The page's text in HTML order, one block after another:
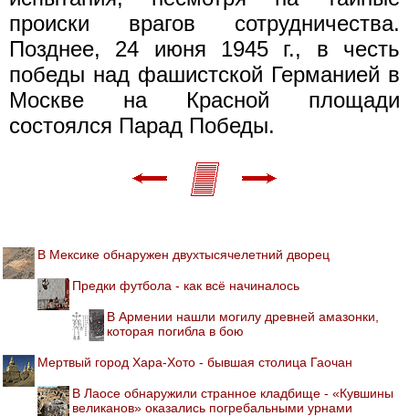
происки врагов сотрудничества.
Позднее, 24 июня 1945 г., в честь
победы над фашистской Германией в
Москве на Красной площади
состоялся Парад Победы.
В Мексике обнаружен двухтысячелетний дворец
Предки футбола - как всё начиналось
В Армении нашли могилу древней амазонки,
которая погибла в бою
Мертвый город Хара-Хото - бывшая столица Гаочан
В Лаосе обнаружили странное кладбище - «Кувшины
великанов» оказались погребальными урнами